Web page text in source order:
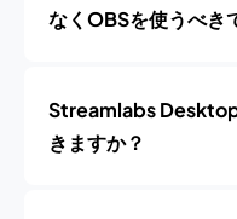
なくOBSを使うべき
Streamlabs
きますか？